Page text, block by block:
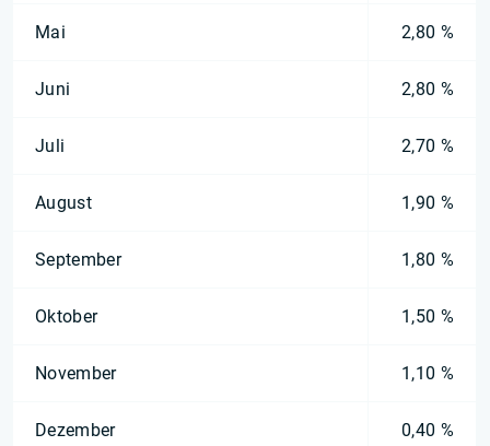
Mai 2,80 %
Juni 2,80 %
Juli 2,70 %
August 1,90 %
September 1,80 %
Oktober 1,50 %
November 1,10 %
Dezember 0,40 %